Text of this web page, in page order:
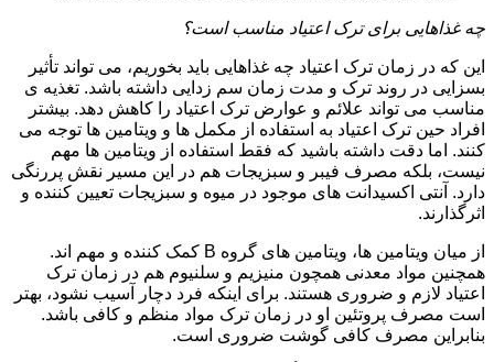
چه غذاهایی برای ترک اعتیاد مناسب است؟
این که در زمان ترک اعتیاد چه غذاهایی باید بخوریم، می تواند تأثیر
بسزایی در روند ترک و مدت زمان سم زدایی داشته باشد. تغذیه ی
مناسب می تواند علائم و عوارض ترک اعتیاد را کاهش دهد. بیشتر
افراد حین ترک اعتیاد به استفاده از مکمل ها و ویتامین ها توجه می
کنند. اما دقت داشته باشید که فقط استفاده از ویتامین ها مهم
نیست، بلکه مصرف فیبر و سبزیجات هم در این مسیر نقش پررنگی
دارد. آنتی اکسیدانت های موجود در میوه و سبزیجات تعیین کننده و
اثرگذارند.
از میان ویتامین ها، ویتامین های گروه B کمک کننده و مهم اند.
همچنین مواد معدنی همچون منیزیم و سلنیوم هم در زمان ترک
اعتیاد لازم و ضروری هستند. برای اینکه فرد دچار آسیب نشود، بهتر
است مصرف پروتئین او در زمان ترک مواد منظم و کافی باشد.
بنابراین مصرف کافی گوشت ضروری است.